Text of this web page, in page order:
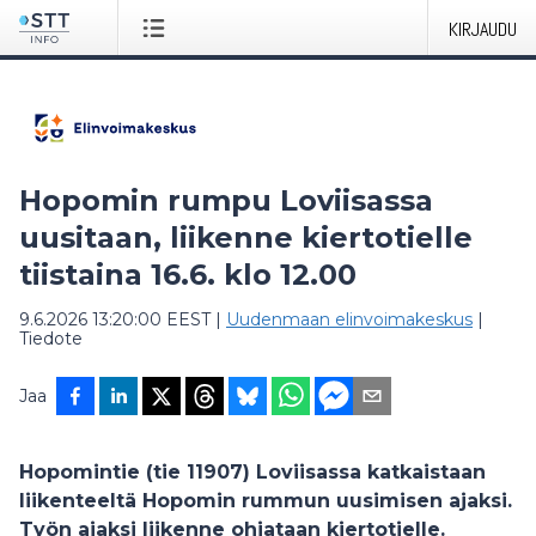
KIRJAUDU
Hopomin rumpu Loviisassa
uusitaan, liikenne kiertotielle
tiistaina 16.6. klo 12.00
9.6.2026 13:20:00 EEST| Uudenmaan elinvoimakeskus |
Tiedote
Jaa
Hopomintie (tie 11907) Loviisassa katkaistaan
liikenteeltä Hopomin rummun uusimisen ajaksi.
Työn ajaksi liikenne ohjataan kiertotielle.